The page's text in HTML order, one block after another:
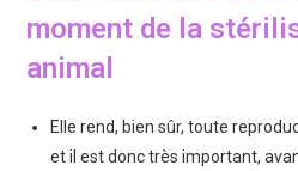
moment de la
animal
Elle rend, bien sûr, toute
et il est donc très important,